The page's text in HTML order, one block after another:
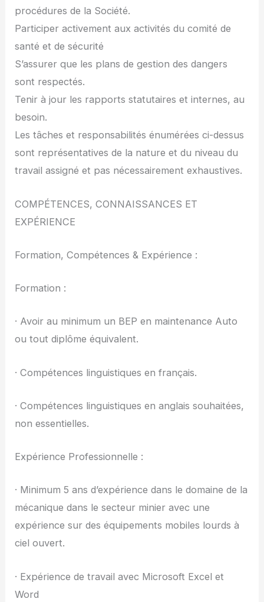
procédures de la Société.
Participer activement aux activités du comité de
santé et de sécurité
S’assurer que les plans de gestion des dangers
sont respectés.
Tenir à jour les rapports statutaires et internes, au
besoin.
Les tâches et responsabilités énumérées ci-dessus
sont représentatives de la nature et du niveau du
travail assigné et pas nécessairement exhaustives.
COMPÉTENCES, CONNAISSANCES ET
EXPÉRIENCE
Formation, Compétences & Expérience :
Formation :
· Avoir au minimum un BEP en maintenance Auto
ou tout diplôme équivalent.
· Compétences linguistiques en français.
· Compétences linguistiques en anglais souhaitées,
non essentielles.
Expérience Professionnelle :
· Minimum 5 ans d’expérience dans le domaine de la
mécanique dans le secteur minier avec une
expérience sur des équipements mobiles lourds à
ciel ouvert.
· Expérience de travail avec Microsoft Excel et
Word